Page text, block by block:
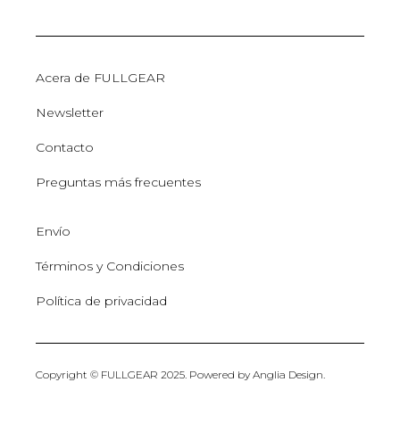
Acera de FULLGEAR
Newsletter
Contacto
Preguntas más frecuentes
Envío
Términos y Condiciones
Política de privacidad
Copyright © FULLGEAR 2025. Powered by Anglia Design.